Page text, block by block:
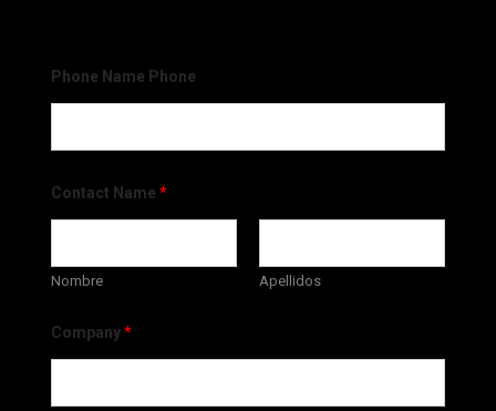
Phone Name Phone
Contact Name *
Nombre Apellidos
Company*